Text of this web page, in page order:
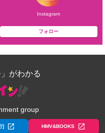
Instagram
フォロー
がわかる
group
] HMV&BOOKS